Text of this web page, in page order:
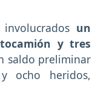
un
y tres
saldo preliminar
ocho heridos,